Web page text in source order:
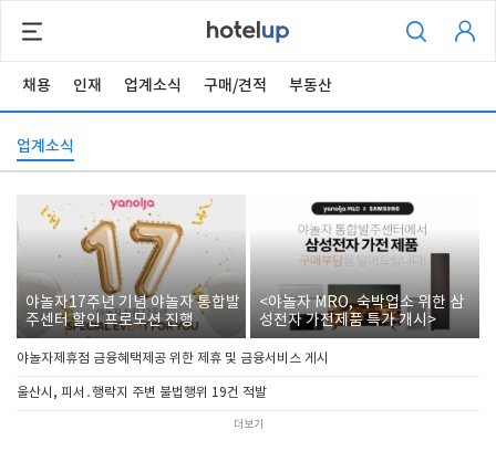
채용 인재 업계소식 구매/견적 부동산
업계소식
야놀자17주년 기념 야놀자 통합발
주센터 할인 프로모션 진행
<야놀자 MRO, 숙박업소 위한 삼
성전자 가전제품 특가 개시>
야놀자제휴점 금융혜택제공 위한 제휴 및 금융서비스 게시
울산시, 피서․행락지 주변 불법행위 19건 적발
더보기